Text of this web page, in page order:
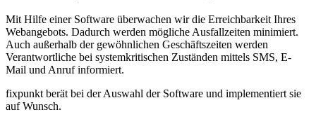
Mit Hilfe einer Software überwachen wir die Erreichbarkeit Ihres
Webangebots. Dadurch werden mögliche Ausfallzeiten minimiert.
Auch außerhalb der gewöhnlichen Geschäftszeiten werden
Verantwortliche bei systemkritischen Zuständen mittels SMS, E-
Mail und Anruf informiert.
fixpunkt berät bei der Auswahl der Software und implementiert sie
auf Wunsch.